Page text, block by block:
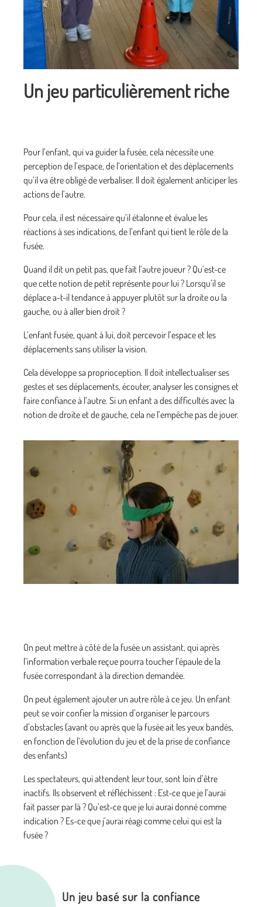
Un jeu particulièrement riche
Pour l’enfant, qui va guider la fusée, cela nécessite une
perception de l’espace, de l’orientation et des déplacements
qu’il va être obligé de verbaliser. Il doit également anticiper les
actions de l’autre.
Pour cela, il est nécessaire qu’il étalonne et évalue les
réactions à ses indications, de l’enfant qui tient le rôle de la
fusée.
Quand il dit un petit pas, que fait l’autre joueur ? Qu’est-ce
que cette notion de petit représente pour lui ? Lorsqu’il se
déplace a-t-il tendance à appuyer plutôt sur la droite ou la
gauche, ou à aller bien droit ?
L’enfant fusée, quant à lui, doit percevoir l’espace et les
déplacements sans utiliser la vision.
Cela développe sa proprioception. Il doit intellectualiser ses
gestes et ses déplacements, écouter, analyser les consignes et
faire confiance à l’autre. Si un enfant a des difficultés avec la
notion de droite et de gauche, cela ne l’empêche pas de jouer.
On peut mettre à côté de la fusée un assistant, qui après
l’information verbale reçue pourra toucher l’épaule de la
fusée correspondant à la direction demandée.
On peut également ajouter un autre rôle à ce jeu. Un enfant
peut se voir confier la mission d’organiser le parcours
d’obstacles (avant ou après que la fusée ait les yeux bandés,
en fonction de l’évolution du jeu et de la prise de confiance
des enfants)
Les spectateurs, qui attendent leur tour, sont loin d’être
inactifs. Ils observent et réfléchissent : Est-ce que je l’aurai
fait passer par là ? Qu’est-ce que je lui aurai donné comme
indication ? Es-ce que j’aurai réagi comme celui qui est la
fusée ?
Un jeu basé sur la confiance